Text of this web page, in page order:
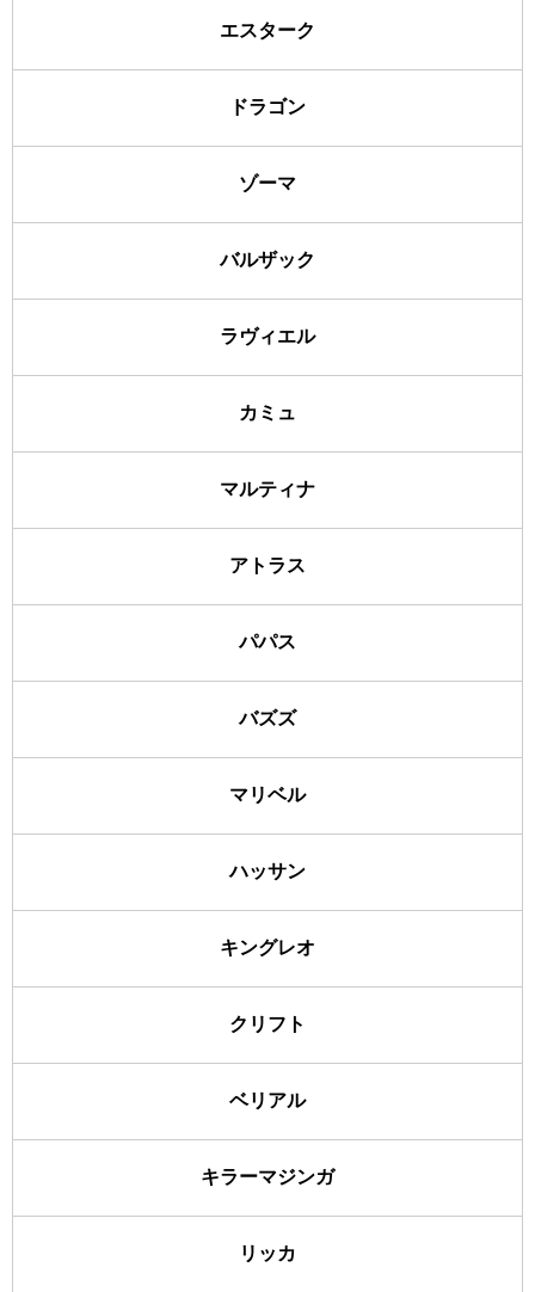
エスターク
ドラゴン
ゾーマ
バルザック
ラヴィエル
カミュ
マルティナ
アトラス
パパス
バズズ
マリベル
ハッサン
キングレオ
クリフト
ベリアル
キラーマジンガ
リッカ